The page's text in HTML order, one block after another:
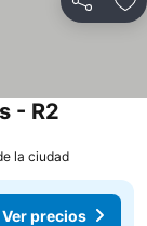
Compartir
- R2
la ciudad
Ver precios